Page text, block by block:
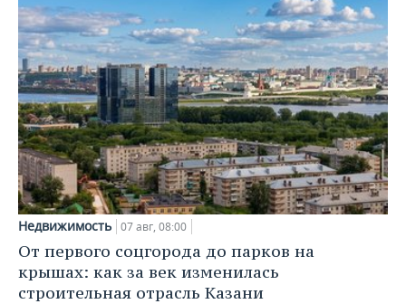
Недвижимость 07 авг, 08:00
От первого соцгорода до парков на
крышах: как за век изменилась
строительная отрасль Казани